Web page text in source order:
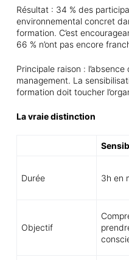
Résultat : 34 % des
environnemental concret
formation. C’est
66 % n’ont pas encore
Principale raison :
management. La
formation doit toucher
La vraie distinction
Durée 3h en
Objectif